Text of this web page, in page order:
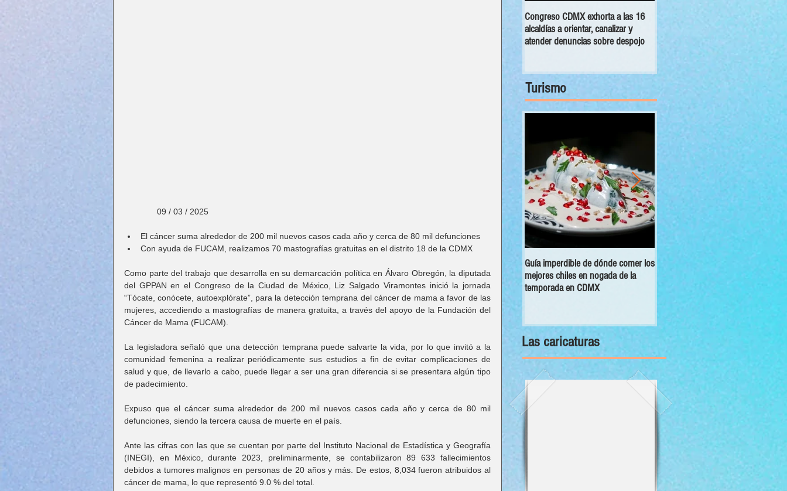
              09 / 03 / 2025
El cáncer suma alrededor de 200 mil nuevos casos cada año y cerca de 80 mil defunciones
Con ayuda de FUCAM, realizamos 70 mastografías gratuitas en el distrito 18 de la CDMX
Como parte del trabajo que desarrolla en su demarcación política en Álvaro Obregón, la diputada
del GPPAN en el Congreso de la Ciudad de México, Liz Salgado Viramontes inició la jornada
“Tócate, conócete, autoexplórate”, para la detección temprana del cáncer de mama a favor de las
mujeres, accediendo a mastografías de manera gratuita, a través del apoyo de la Fundación del
Cáncer de Mama (FUCAM).
La legisladora señaló que una detección temprana puede salvarte la vida, por lo que invitó a la
comunidad femenina a realizar periódicamente sus estudios a fin de evitar complicaciones de
salud y que, de llevarlo a cabo, puede llegar a ser una gran diferencia si se presentara algún tipo
de padecimiento.
Expuso que el cáncer suma alrededor de 200 mil nuevos casos cada año y cerca de 80 mil
defunciones, siendo la tercera causa de muerte en el país.
Ante las cifras con las que se cuentan por parte del Instituto Nacional de Estadística y Geografía
(INEGI), en México, durante 2023, preliminarmente, se contabilizaron 89 633 fallecimientos
debidos a tumores malignos en personas de 20 años y más. De estos, 8,034 fueron atribuidos al
cáncer de mama, lo que representó 9.0 % del total.
Congreso CDMX exhorta a las 16
alcaldías a orientar, canalizar y
atender denuncias sobre despojo
MC pide establecer reglas para
la capital tras separación de un
Turismo
Guía imperdible de dónde comer los
mejores chiles en nogada de la
temporada en CDMX
Las caricaturas